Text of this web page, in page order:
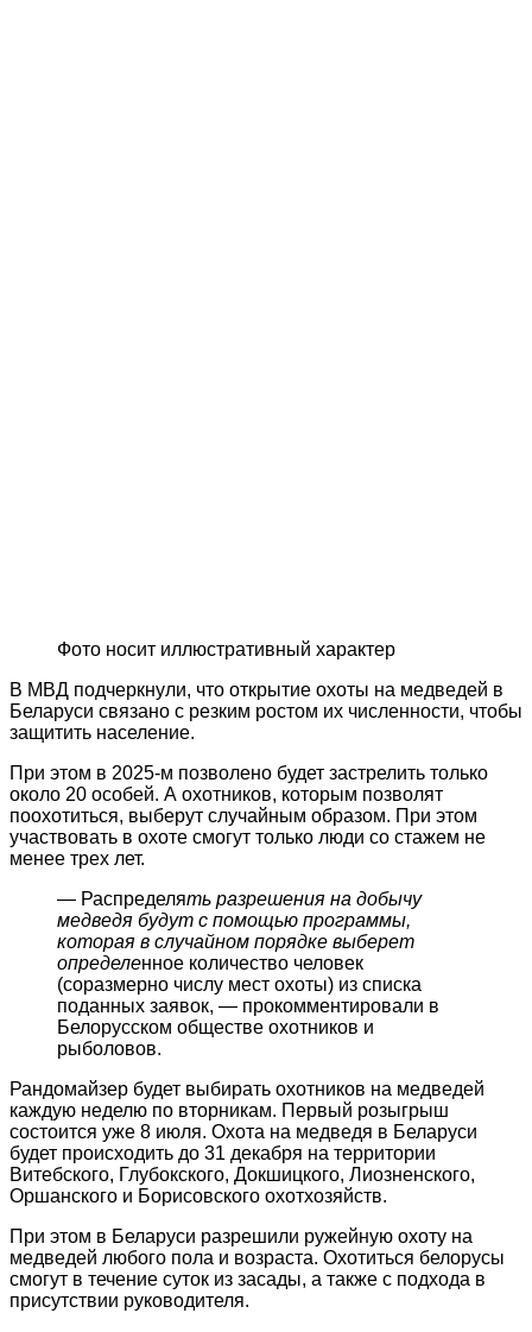
Фото носит иллюстративный характер
В МВД подчеркнули, что открытие охоты на медведей в
Беларуси связано с резким ростом их численности, чтобы
защитить население.
При этом в 2025-м позволено будет застрелить только
около 20 особей. А охотников, которым позволят
поохотиться, выберут случайным образом. При этом
участвовать в охоте смогут только люди со стажем не
менее трех лет.
— Распределять разрешения на добычу
медведя будут с помощью программы,
которая в случайном порядке выберет
определенное количество человек
(соразмерно числу мест охоты) из списка
поданных заявок, — прокомментировали в
Белорусском обществе охотников и
рыболовов.
Рандомайзер будет выбирать охотников на медведей
каждую неделю по вторникам. Первый розыгрыш
состоится уже 8 июля. Охота на медведя в Беларуси
будет происходить до 31 декабря на территории
Витебского, Глубокского, Докшицкого, Лиозненского,
Оршанского и Борисовского охотхозяйств.
При этом в Беларуси разрешили ружейную охоту на
медведей любого пола и возраста. Охотиться белорусы
смогут в течение суток из засады, а также с подхода в
присутствии руководителя.